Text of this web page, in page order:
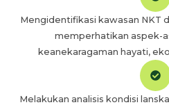
Mengidentifikasi kawasan NKT
memperhatikan aspek-
keanekaragaman hayati,
Melakukan analisis kondisi